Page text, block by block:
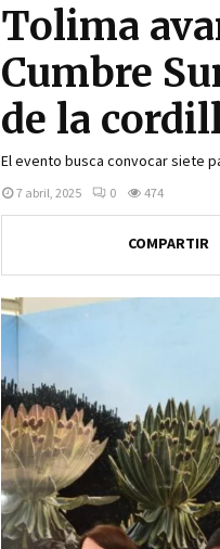
Tolima
Cumbre
de la
El evento busca convocar siete
7 abril, 2025 0 474
COMPARTIR